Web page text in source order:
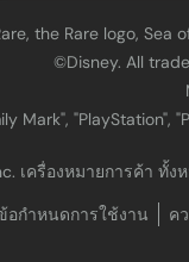
the Rare logo, Sea
©Disney. All
Mark", "PlayStation",
เครื่องหมายการค้า ทั้
อกำหนดการใช้งาน ค